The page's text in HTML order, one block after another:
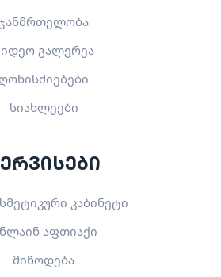
ჯანმრთელობა
გალერეა
ღონისძიებები
სიახლეები
კაბინეტი
აფთიაქი
მიწოდება